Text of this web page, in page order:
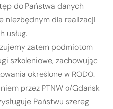
do Państwa danych
niezbędnym dla realizacji
usług.
zatem podmiotom
szkoleniowe, zachowując
określone w RODO.
przez PTNW o/Gdańsk
Państwu szereg